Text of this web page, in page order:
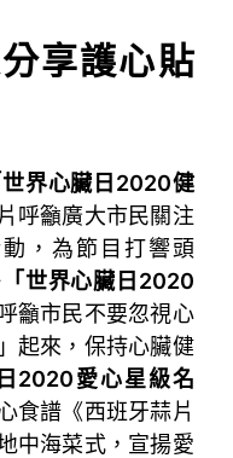
享護心貼
世界心臟日2020健
呼籲廣大市民關注
，為節目打響頭
「世界心臟日2020
籲市民不要忽視心
起來，保持心臟健
2020愛心星級名
食譜《西班牙蒜片
中海菜式，宣揚愛